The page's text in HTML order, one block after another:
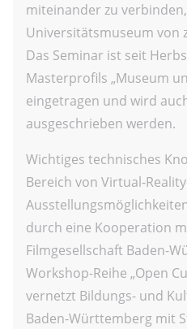
miteinander zu
Universitätsmuseum von
Das Seminar ist seit
Masterprofils „Museum
eingetragen und wird
ausgeschrieben werden.
Wichtiges technisches
Bereich von Virtual-
durch eine Kooperation
Filmgesellschaft Baden-
Workshop-Reihe „Open
vernetzt Bildungs- und
Baden-Württemberg mit